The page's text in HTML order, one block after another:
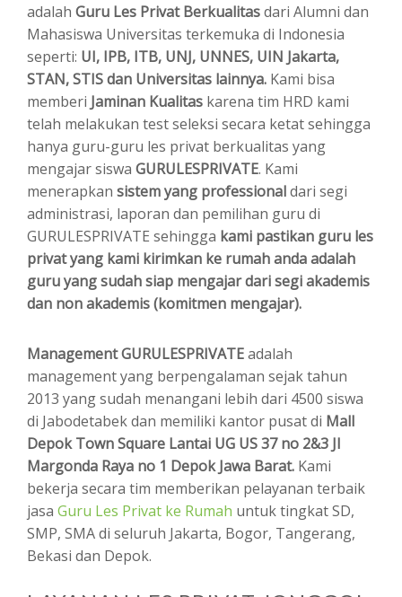
adalah Guru Les PrivatBerkualitasdari Alumni dan
Mahasiswa Universitas terkemuka di Indonesia
seperti: UI, IPB, ITB, UNJ, UNNES, UIN Jakarta,
STAN, STIS dan Universitas lainnya. Kami bisa
memberi Jaminan Kualitas karena tim HRD kami
telah melakukan test seleksi secara ketat sehingga
hanya guru-guru les privat berkualitas yang
mengajar siswa GURULESPRIVATE. Kami
menerapkan sistem yang professionaldari segi
administrasi, laporan dan pemilihan guru di
GURULESPRIVATE sehingga kami pastikan guru les
privat yang kami kirimkan ke rumah anda adalah
guru yang sudah siap mengajar dari segi akademis
dan non akademis (komitmen mengajar).
Management GURULESPRIVATEadalah
management yang berpengalaman sejak tahun
2013 yang sudah menangani lebih dari 4500 siswa
di Jabodetabek dan memiliki kantor pusat di Mall
Depok Town Square Lantai UG US 37 no 2&3 Jl
Margonda Raya no 1 Depok Jawa Barat. Kami
bekerja secara tim memberikan pelayanan terbaik
jasa Guru Les Privat ke Rumah untuk tingkat SD,
SMP, SMA di seluruh Jakarta, Bogor, Tangerang,
Bekasi dan Depok.